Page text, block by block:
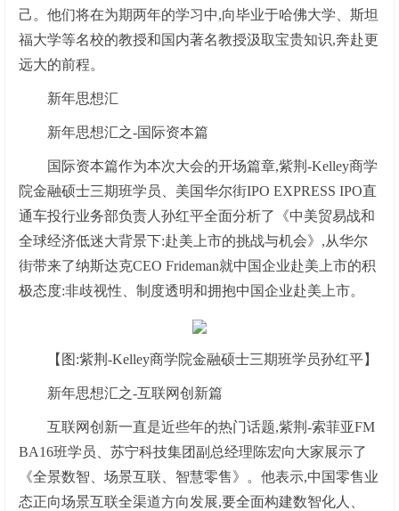
己。他们将在为期两年的学习中,向毕业于哈佛大学、斯坦
福大学等名校的教授和国内著名教授汲取宝贵知识,奔赴更
远大的前程。
新年思想汇
新年思想汇之-国际资本篇
国际资本篇作为本次大会的开场篇章,紫荆-Kelley商学
院金融硕士三期班学员、美国华尔街IPO EXPRESS IPO直
通车投行业务部负责人孙红平全面分析了《中美贸易战和
全球经济低迷大背景下:赴美上市的挑战与机会》,从华尔
街带来了纳斯达克CEO Frideman就中国企业赴美上市的积
极态度:非歧视性、制度透明和拥抱中国企业赴美上市。
【图:紫荆-Kelley商学院金融硕士三期班学员孙红平】
新年思想汇之-互联网创新篇
互联网创新一直是近些年的热门话题,紫荆-索菲亚FM
BA16班学员、苏宁科技集团副总经理陈宏向大家展示了
《全景数智、场景互联、智慧零售》。他表示,中国零售业
态正向场景互联全渠道方向发展,要全面构建数智化人、